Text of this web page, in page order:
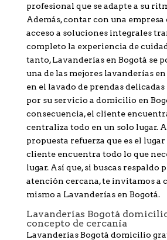
profesional que se adapte a su
Además, contar con una
acceso a soluciones integrales
completo la experiencia de
tanto, Lavanderías en Bogotá se
una de las mejores lavanderías
en el lavado de prendas
por su servicio a domicilio en
consecuencia, el cliente
centraliza todo en un solo lugar.
propuesta refuerza que es el
cliente encuentra todo lo que
lugar. Así que, si buscas respaldo
atención cercana, te invitamos a
mismo a Lavanderías en Bogotá.
Lavanderías Bogotá
concepto de cercanía
Lavanderías Bogotá domicilio